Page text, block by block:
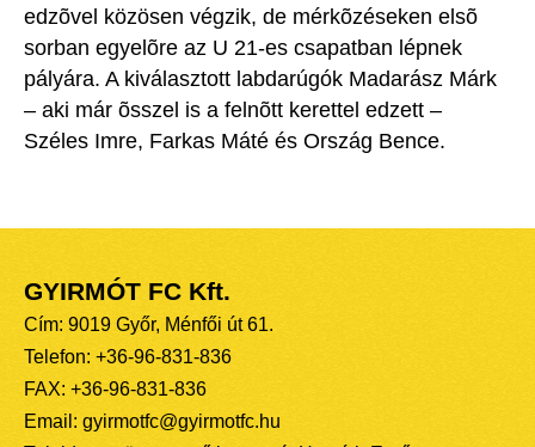
edzõvel közösen végzik, de mérkõzéseken elsõ
sorban egyelõre az U 21-es csapatban lépnek
pályára. A kiválasztott labdarúgók Madarász Márk
– aki már õsszel is a felnõtt kerettel edzett –
Széles Imre, Farkas Máté és Ország Bence.
GYIRMÓT FC Kft.
Cím: 9019 Győr, Ménfői út 61.
Telefon: +36-96-831-836
FAX: +36-96-831-836
Email: gyirmotfc@gyirmotfc.hu